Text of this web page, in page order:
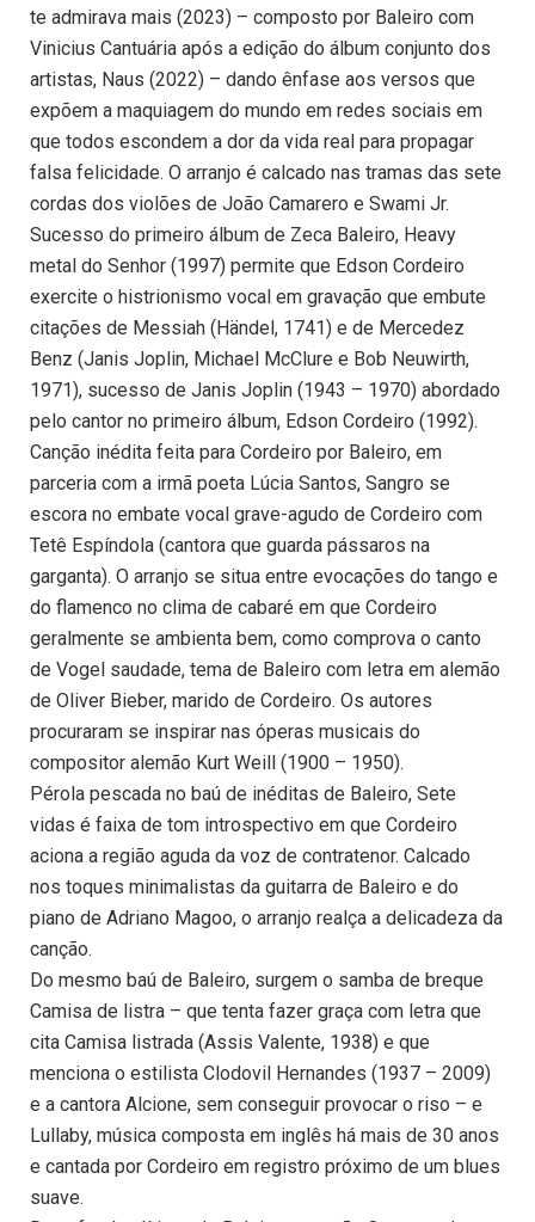
te admirava mais (2023) – composto por Baleiro com
Vinicius Cantuária após a edição do álbum conjunto dos
artistas, Naus (2022) – dando ênfase aos versos que
expõem a maquiagem do mundo em redes sociais em
que todos escondem a dor da vida real para propagar
falsa felicidade. O arranjo é calcado nas tramas das sete
cordas dos violões de João Camarero e Swami Jr.
Sucesso do primeiro álbum de Zeca Baleiro, Heavy
metal do Senhor (1997) permite que Edson Cordeiro
exercite o histrionismo vocal em gravação que embute
citações de Messiah (Händel, 1741) e de Mercedez
Benz (Janis Joplin, Michael McClure e Bob Neuwirth,
1971), sucesso de Janis Joplin (1943 – 1970) abordado
pelo cantor no primeiro álbum, Edson Cordeiro (1992).
Canção inédita feita para Cordeiro por Baleiro, em
parceria com a irmã poeta Lúcia Santos, Sangro se
escora no embate vocal grave-agudo de Cordeiro com
Tetê Espíndola (cantora que guarda pássaros na
garganta). O arranjo se situa entre evocações do tango e
do flamenco no clima de cabaré em que Cordeiro
geralmente se ambienta bem, como comprova o canto
de Vogel saudade, tema de Baleiro com letra em alemão
de Oliver Bieber, marido de Cordeiro. Os autores
procuraram se inspirar nas óperas musicais do
compositor alemão Kurt Weill (1900 – 1950).
Pérola pescada no baú de inéditas de Baleiro, Sete
vidas é faixa de tom introspectivo em que Cordeiro
aciona a região aguda da voz de contratenor. Calcado
nos toques minimalistas da guitarra de Baleiro e do
piano de Adriano Magoo, o arranjo realça a delicadeza da
canção.
Do mesmo baú de Baleiro, surgem o samba de breque
Camisa de listra – que tenta fazer graça com letra que
cita Camisa listrada (Assis Valente, 1938) e que
menciona o estilista Clodovil Hernandes (1937 – 2009)
e a cantora Alcione, sem conseguir provocar o riso – e
Lullaby, música composta em inglês há mais de 30 anos
e cantada por Cordeiro em registro próximo de um blues
suave.